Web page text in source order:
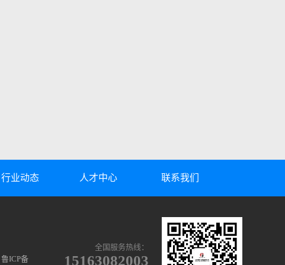
行业动态 人才中心 联系我们
鲁ICP备
全国服务热线：
15163082003